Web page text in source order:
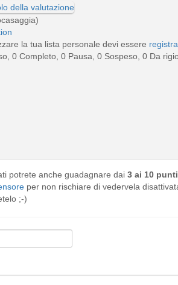
la tua lista personale devi essere
0 Completo, 0 Pausa, 0 Sospeso, 0 Da
potrete anche guadagnare dai 3 ai 10 punti
per non rischiare di vedervela
;-)